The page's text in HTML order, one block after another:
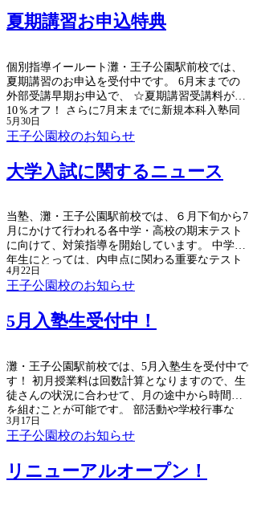
等）は、大学入学共通テスト出願サイト（共通
テスト出願サイト）のマイページで行います。
夏期講習お申込特典
個別指導イールート灘・王子公園駅前校では、
夏期講習のお申込を受付中です。 6月末までの
外部受講早期お申込で、 ☆夏期講習受講料が
10％オフ！ さらに7月末までに新規本科入塾同
時お申込で、 ☆夏期講習90分（1対2）授業×4回
無料！ この他、 ☆入塾金無料！ ☆夏期テキス
弟姉妹入塾特典！ などもございます！
5月30日
王子公園校のお知らせ
大学入試に関するニュース
当塾、灘・王子公園駅前校では、６月下旬から7
月にかけて行われる各中学・高校の期末テスト
に向けて、対策指導を開始しています。 中学３
年生にとっては、内申点に関わる重要なテスト
であり、高校生にとっても各種推薦入試を見据
えて、評定に繋がる大事なテストとなります。
りました。 総合型選抜や学校推薦型選抜などの
いわゆる年内入試において、2027年度入試から
学へ通知されたというものです。 例外事例や、
これまで面接試験を課しておらず導入が難しい
区分については3年以内に導入するということも
ありますが、高校生の皆さんは勉強を進めなが
ら、こうした情報の収集をしていくことも必要
となっています。
4月22日
王子公園校のお知らせ
5月入塾生受付中！
灘・王子公園駅前校では、5月入塾生を受付中で
す！ 初月授業料は回数計算となりますので、生
徒さんの状況に合わせて、月の途中から時間割
を組むことが可能です。 部活動や学校行事な
ど、新しいことの連続で、忙しい毎日をお過ご
しのことと思いますが、そうした中だからこ
す。 個別面談では、生徒さんの学力状況や目標
についてお聞きし、最適な学習計画や塾の利用
3月17日
王子公園校のお知らせ
リニューアルオープン！